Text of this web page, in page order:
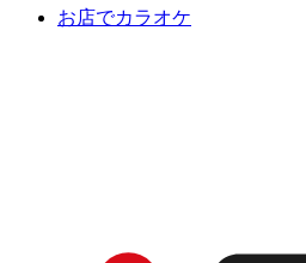
お店でカラオケ